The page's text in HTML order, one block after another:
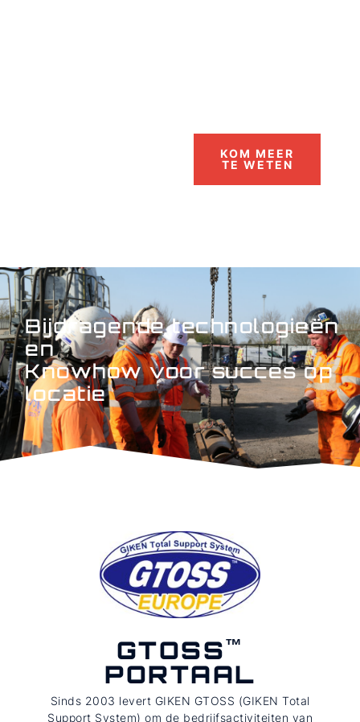
KOM MEER
TE WETEN
Bijdragende technologieën
en
Knowhow voor succes op
locatie
GTOSS
PORTAAL
Sinds 2003 levert GIKEN GTOSS (GIKEN Total
Support System) om de bedrijfsactiviteiten van